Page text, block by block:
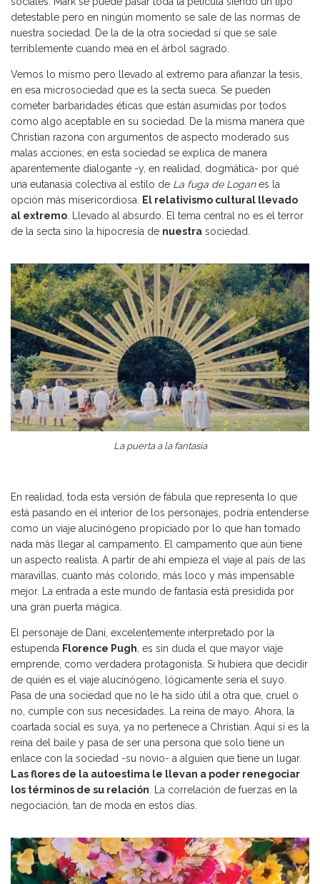
detestable pero en ningún momento se sale de las normas de
nuestra sociedad. De la de la otra sociedad sí que se sale
terriblemente cuando mea en el árbol sagrado.
Vemos lo mismo pero llevado al extremo para afianzar la tesis,
en esa microsociedad que es la secta sueca. Se pueden
cometer barbaridades éticas que están asumidas por todos
como algo aceptable en su sociedad. De la misma manera que
Christian razona con argumentos de aspecto moderado sus
malas acciones; en esta sociedad se explica de manera
aparentemente dialogante -y, en realidad, dogmática- por qué
una eutanasia colectiva al estilo de La fuga de Loganes la
opción más misericordiosa.
El relativismo cultural llevado
al extremo . Llevado al absurdo. El tema central no es el terror
de la secta sino la hipocresía de nuestra sociedad.
La puerta a la fantasía
En realidad, toda esta versión de fábula que representa lo que
está pasando en el interior de los personajes, podría entenderse
como un viaje alucinógeno propiciado por lo que han tomado
nada más llegar al campamento. El campamento que aún tiene
un aspecto realista. A partir de ahí empieza el viaje al país de las
maravillas, cuanto más colorido, más loco y más impensable
mejor. La entrada a este mundo de fantasía está presidida por
una gran puerta mágica.
El personaje de Dani, excelentemente interpretado por la
estupenda Florence Pugh , es sin duda el que mayor viaje
emprende, como verdadera protagonista. Si hubiera que decidir
de quién es el viaje alucinógeno, lógicamente sería el suyo.
Pasa de una sociedad que no le ha sido útil a otra que, cruel o
no, cumple con sus necesidades. La reina de mayo. Ahora, la
coartada social es suya, ya no pertenece a Christian. Aquí sí es la
reina del baile y pasa de ser una persona que solo tiene un
enlace con la sociedad -su novio- a alguien que tiene un lugar.
Las flores de la autoestima le llevan a poder renegociar
los términos de su relación . La correlación de fuerzas en la
negociación, tan de moda en estos días.